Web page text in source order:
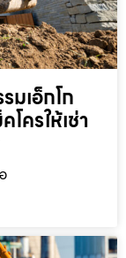
มเอ็กโก
ครให้เช่า